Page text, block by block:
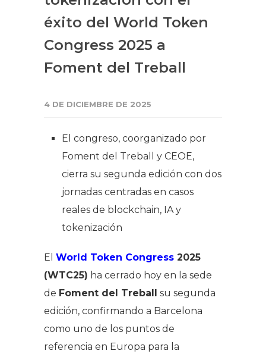
éxito del World Token
Congress 2025 a
Foment del Treball
4 DE DICIEMBRE DE 2025
El congreso, coorganizado por
Foment del Treball y CEOE,
cierra su segunda edición con dos
jornadas centradas en casos
reales de blockchain, IA y
tokenización
El World Token Congress 2025
(WTC25) ha cerrado hoy en la sede
de Foment del Treball su segunda
edición, confirmando a Barcelona
como uno de los puntos de
referencia en Europa para la